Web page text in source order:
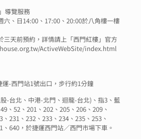
導覽服務
六、日14:00、17:00、20:00於八角樓一樓
三天前預約，詳情請上「西門紅樓」官方
ActiveWebSite/index.html
-西門站1號出口，步行約1分鐘
-台北、中港-北門、迴龍-台北)、指3、藍
、52、201、202、205、206、209、
231、232、233、234、235、253、
、640，於捷運西門站／西門市場下車。